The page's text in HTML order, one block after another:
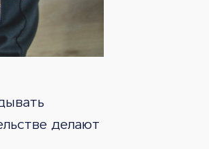
делают